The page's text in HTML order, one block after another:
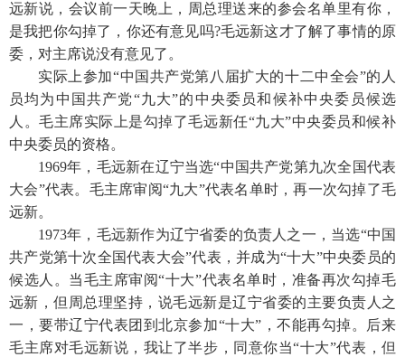
远新说 ， 会议前一天晚上 ， 周总理送来的参会名单里有你 ，
是我把你勾掉了 ， 你还有意见吗?毛远新这才了解了事情的原
委 ， 对主席说没有意见了。
实际上参加“中国共产党第八届扩大的十二中全会”的人
员均为中国共产党“九大”的中央委员和候补中央委员候选
人。毛主席实际上是勾掉了毛远新任“九大”中央委员和候补
中央委员的资格。
1969年 ， 毛远新在辽宁当选“中国共产党第九次全国代表
大会”代表。毛主席审阅“九大”代表名单时 ，再一次勾掉了毛
远新。
1973年 ， 毛远新作为辽宁省委的负责人之一 ， 当选“中国
共产党第十次全国代表大会”代表 ，并成为“十大”中央委员的
候选人。当毛主席审阅“十大”代表名单时 ， 准备再次勾掉毛
远新 ，但周总理坚持 ， 说毛远新是辽宁省委的主要负责人之
一 ，要带辽宁代表团到北京参加“十大” ，不能再勾掉。后来
毛主席对毛远新说 ， 我让了半步 ， 同意你当“十大”代表 ，但